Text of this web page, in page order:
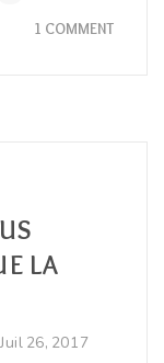
1 COMMENT
LA
Juil 26, 2017